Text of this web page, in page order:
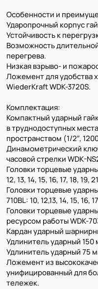
Особенности и
Ударопрочный корпус
Устойчивость к
Возможность
перегрева.
Низкая взрыво- и
Ложемент для удобства
WiederKraft WDK-3720S.
Комплектация:
Компактный ударный
в труднодоступных
пространством (1/2″,
Динамометрический
часовой стрелки WDK-
Головки торцевые
12, 13, 14, 15, 16, 17, 18,
Головки торцевые
710BL: 10, 12,13, 14, 15, 16,
Головки торцевые
ресурсом работы WDK-
Кардан ударный
Удлинитель ударный 150
Удлинитель ударный 75
Ложемент из
унифицированный для
тележек.